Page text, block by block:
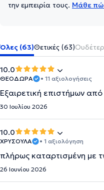
την εμπειρία τους. Μάθε
Όλες (63)Θετικές (63)
10.0
ΘΕΟΔΩΡΑ • 11 αξιολογήσεις
Εξαιρετική επιστήμων
30 Ιουλίου 2026
10.0
ΧΡΥΣΟΥΛΑ • 1 αξιολόγηση
πλήρως καταρτισμένη με
26 Ιουνίου 2026